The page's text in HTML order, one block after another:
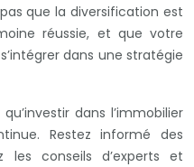
que la diversification est
réussie, et que votre
dans une stratégie
dans l’immobilier
Restez informé des
les conseils d’experts et